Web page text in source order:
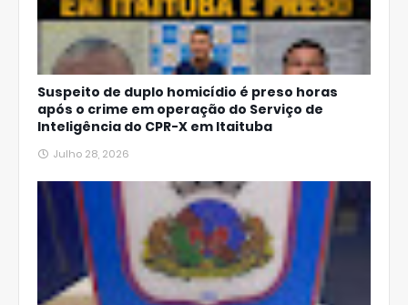
Suspeito de duplo homicídio é preso horas
após o crime em operação do Serviço de
Inteligência do CPR-X em Itaituba
Julho 28, 2026